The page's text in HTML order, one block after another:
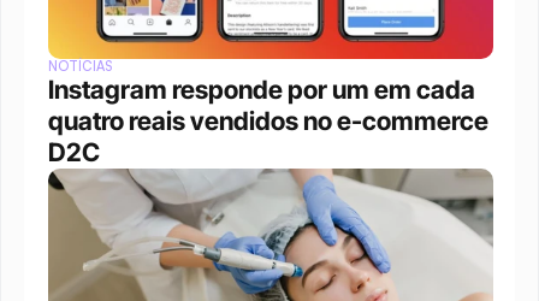
NOTÍCIAS
Instagram responde por um em cada
quatro reais vendidos no e-commerce
D2C